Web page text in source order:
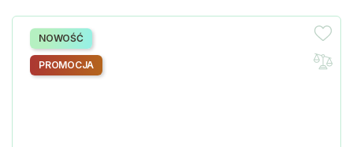
NOWOŚĆ
PROMOCJA